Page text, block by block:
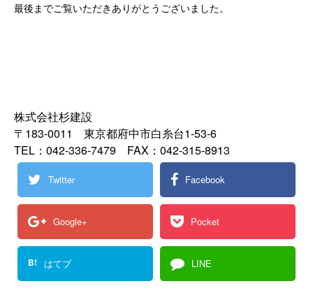
最後までご覧いただきありがとうございました。
株式会社杉建設
〒183-0011 東京都府中市白糸台1-53-6
TEL：042-336-7479 FAX：042-315-8913
Twitter Facebook
Google+ Pocket
B! はてブ LINE